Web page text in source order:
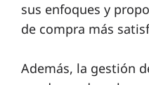
sus enfoques y
de compra más
Además, la gestión